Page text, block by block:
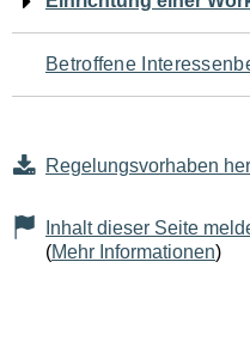
für
den
Seiteninhalt
Betroffene
Regelungsvorhaben
Inhalt dieser Seite
(Mehr Informationen)